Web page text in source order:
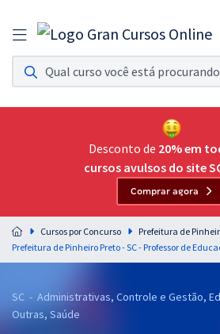
Assinatura Ilimitada 11
Acesso a todos os cursos. Teste grátis por 7 dias!
Assinatura OAB Até Passar
Acesso ilimitado a toda preparação para o Exame
Residências Multiprofissionais
Preparação completa e intensiva para as
residências em saúde do Brasil
Assinatura Ilimitada
Desconto de 20% em
cursos avulsos do site
Comprar agora
Cursos por Concurso
Prefeitura de
SC - Administrativas, Controle e Gestão,
Outras, Saúde